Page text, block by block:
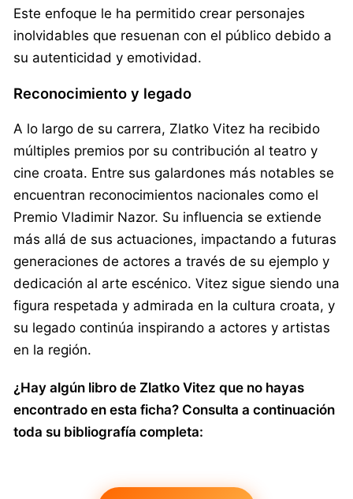
Este enfoque le ha permitido crear personajes
inolvidables que resuenan con el público debido a
su autenticidad y emotividad.
Reconocimiento y legado
A lo largo de su carrera, Zlatko Vitez ha recibido
múltiples premios por su contribución al teatro y
cine croata. Entre sus galardones más notables se
encuentran reconocimientos nacionales como el
Premio Vladimir Nazor. Su influencia se extiende
más allá de sus actuaciones, impactando a futuras
generaciones de actores a través de su ejemplo y
dedicación al arte escénico. Vitez sigue siendo una
figura respetada y admirada en la cultura croata, y
su legado continúa inspirando a actores y artistas
en la región.
¿Hay algún libro de Zlatko Vitez que no hayas
encontrado en esta ficha? Consulta a continuación
toda su bibliografía completa: